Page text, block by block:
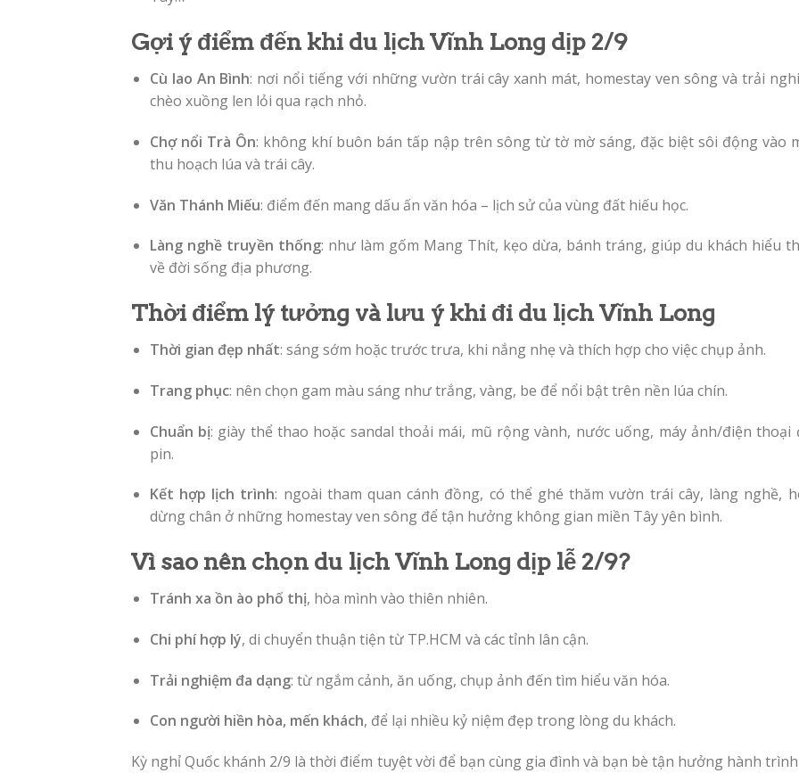
Gợi ý điểm đến khi du lịch Vĩnh Long dịp 2/9
Cù lao An Bình: nơi nổi tiếng với những vườn trái cây xanh mát, homestay ven sông và trải
chèo xuồng len lỏi qua rạch nhỏ.
Chợ nổi Trà Ôn: không khí buôn bán tấp nập trên sông từ tờ mờ sáng, đặc biệt sôi động vào
thu hoạch lúa và trái cây.
Văn Thánh Miếu: điểm đến mang dấu ấn văn hóa – lịch sử của vùng đất hiếu học.
Làng nghề truyền thống: như làm gốm Mang Thít, kẹo dừa, bánh tráng, giúp du khách hiểu
về đời sống địa phương.
Thời điểm lý tưởng và lưu ý khi đi du lịch Vĩnh Long
Thời gian đẹp nhất: sáng sớm hoặc trước trưa, khi nắng nhẹ và thích hợp cho việc chụp ảnh.
Trang phục: nên chọn gam màu sáng như trắng, vàng, be để nổi bật trên nền lúa chín.
Chuẩn bị: giày thể thao hoặc sandal thoải mái, mũ rộng vành, nước uống, máy ảnh/điện thoại
pin.
Kết hợp lịch trình: ngoài tham quan cánh đồng, có thể ghé thăm vườn trái cây, làng nghề,
dừng chân ở những homestay ven sông để tận hưởng không gian miền Tây yên bình.
Vì sao nên chọn du lịch Vĩnh Long dịp lễ 2/9?
Tránh xa ồn ào phố thị, hòa mình vào thiên nhiên.
Chi phí hợp lý, di chuyển thuận tiện từ TP.HCM và các tỉnh lân cận.
Trải nghiệm đa dạng: từ ngắm cảnh, ăn uống, chụp ảnh đến tìm hiểu văn hóa.
Con người hiền hòa, mến khách, để lại nhiều kỷ niệm đẹp trong lòng du khách.
Kỳ nghỉ Quốc khánh 2/9 là thời điểm tuyệt vời để bạn cùng gia đình và bạn bè tận hưởng hành trình